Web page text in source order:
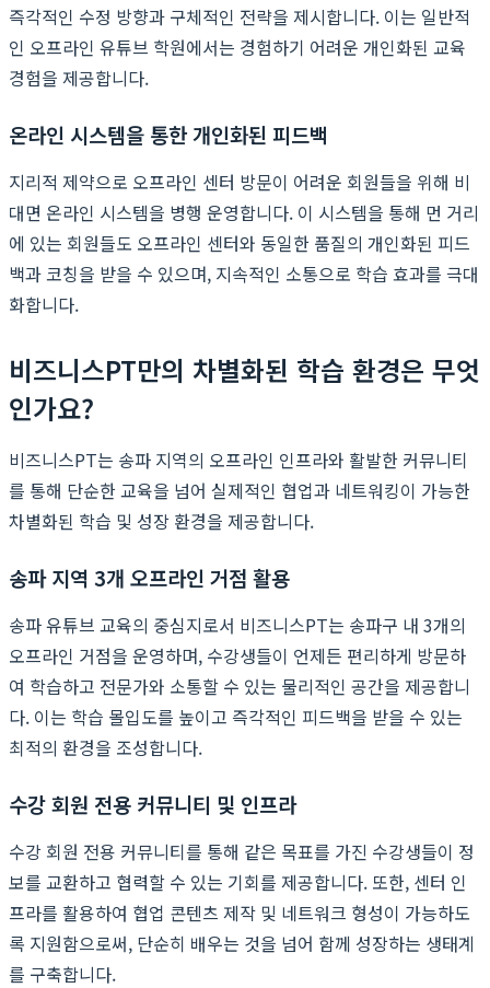
즉각적인 수정 방향과 구체적인 전략을 제시합니다. 이는 일반적
인 오프라인 유튜브 학원에서는 경험하기 어려운 개인화된 교육
경험을 제공합니다.
온라인 시스템을 통한 개인화된 피드백
지리적 제약으로 오프라인 센터 방문이 어려운 회원들을 위해 비
대면 온라인 시스템을 병행 운영합니다. 이 시스템을 통해 먼 거리
에 있는 회원들도 오프라인 센터와 동일한 품질의 개인화된 피드
백과 코칭을 받을 수 있으며, 지속적인 소통으로 학습 효과를 극대
화합니다.
비즈니스PT만의 차별화된 학습 환경은 무엇
인가요?
비즈니스PT는 송파 지역의 오프라인 인프라와 활발한 커뮤니티
를 통해 단순한 교육을 넘어 실제적인 협업과 네트워킹이 가능한
차별화된 학습 및 성장 환경을 제공합니다.
송파 지역 3개 오프라인 거점 활용
송파 유튜브 교육의 중심지로서 비즈니스PT는 송파구 내 3개의
오프라인 거점을 운영하며, 수강생들이 언제든 편리하게 방문하
여 학습하고 전문가와 소통할 수 있는 물리적인 공간을 제공합니
다. 이는 학습 몰입도를 높이고 즉각적인 피드백을 받을 수 있는
최적의 환경을 조성합니다.
수강 회원 전용 커뮤니티 및 인프라
수강 회원 전용 커뮤니티를 통해 같은 목표를 가진 수강생들이 정
보를 교환하고 협력할 수 있는 기회를 제공합니다. 또한, 센터 인
프라를 활용하여 협업 콘텐츠 제작 및 네트워크 형성이 가능하도
록 지원함으로써, 단순히 배우는 것을 넘어 함께 성장하는 생태계
를 구축합니다.